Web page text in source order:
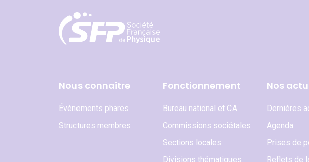
Nous connaître
Événements phares
Structures membres
Fonctionnement
Bureau national et CA
Commissions sociétales
Sections locales
Divisions thématiques
Nos
Dernières
Agenda
Prises de
Reflets de